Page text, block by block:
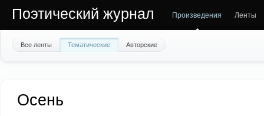
Поэтический журнал Произведения Ленты
Все ленты Тематические Авторские
Осень